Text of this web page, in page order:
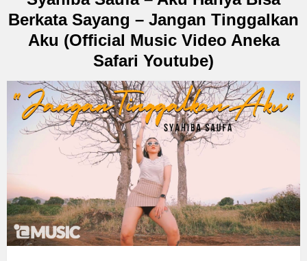
Berkata Sayang – Jangan Tinggalkan
Aku (Official Music Video Aneka
Safari Youtube)